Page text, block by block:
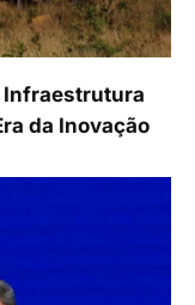
Infraestrutura
da Inovação